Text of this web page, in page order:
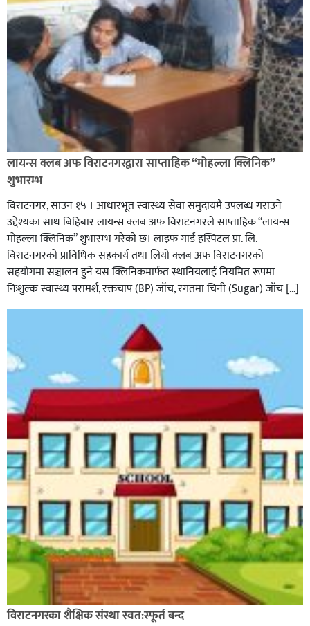
लायन्स क्लब अफ विराटनगरद्वारा साप्ताहिक “मोहल्ला क्लिनिक”
शुभारम्भ
विराटनगर, साउन १५ । आधारभूत स्वास्थ्य सेवा समुदायमै उपलब्ध गराउने
उद्देश्यका साथ बिहिबार लायन्स क्लब अफ विराटनगरले साप्ताहिक “लायन्स
मोहल्ला क्लिनिक” शुभारम्भ गरेकाे छ। लाइफ गार्ड हस्पिटल प्रा. लि.
विराटनगरको प्राविधिक सहकार्य तथा लियो क्लब अफ विराटनगरको
सहयोगमा सञ्चालन हुने यस क्लिनिकमार्फत स्थानियलाई नियमित रूपमा
निःशुल्क स्वास्थ्य परामर्श, रक्तचाप (BP) जाँच, रगतमा चिनी (Sugar) जाँच […]
विराटनगरका शैक्षिक संस्था स्वत:स्फूर्त बन्द